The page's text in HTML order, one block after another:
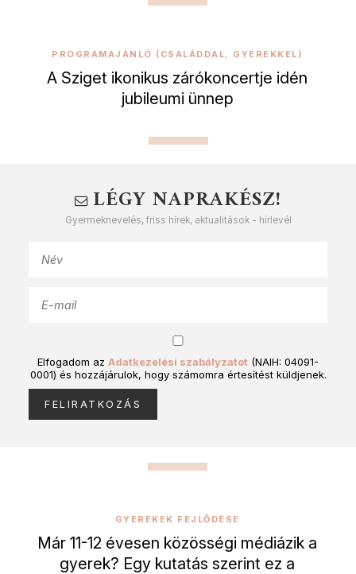
PROGRAMAJÁNLÓ (CSALÁDDAL, GYEREKKEL)
A Sziget ikonikus zárókoncertje idén
jubileumi ünnep
LÉGY NAPRAKÉSZ!
Gyermeknevelés, friss hírek, aktualitások - hírlevél
Elfogadom az Adatkezelési szabályzatot (NAIH: 04091-
0001) és hozzájárulok, hogy számomra értesítést küldjenek.
GYEREKEK FEJLŐDÉSE
Már 11-12 évesen közösségi médiázik a
gyerek? Egy kutatás szerint ez a